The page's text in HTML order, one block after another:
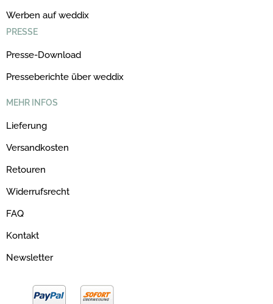
Werben auf weddix
PRESSE
Presse-Download
Presseberichte über weddix
MEHR INFOS
Lieferung
Versandkosten
Retouren
Widerrufsrecht
FAQ
Kontakt
Newsletter